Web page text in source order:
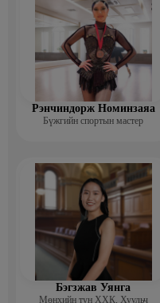
Рэнчиндорж Номинзаяа
Бүжгийн спортын мастер
Бэгзжав Уянга
Мөнхийн тун ХХК, Хуульч